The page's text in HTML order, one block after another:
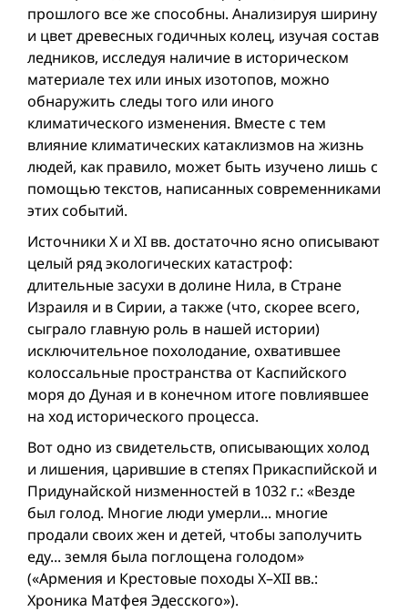
прошлого все же способны. Анализируя ширину
и цвет древесных годичных колец, изучая состав
ледников, исследуя наличие в историческом
материале тех или иных изотопов, можно
обнаружить следы того или иного
климатического изменения. Вместе с тем
влияние климатических катаклизмов на жизнь
людей, как правило, может быть изучено лишь с
помощью текстов, написанных современниками
этих событий.
Источники X и XI вв. достаточно ясно описывают
целый ряд экологических катастроф:
длительные засухи в долине Нила, в Стране
Израиля и в Сирии, а также (что, скорее всего,
сыграло главную роль в нашей истории)
исключительное похолодание, охватившее
колоссальные пространства от Каспийского
моря до Дуная и в конечном итоге повлиявшее
на ход исторического процесса.
Вот одно из свидетельств, описывающих холод
и лишения, царившие в степях Прикаспийской и
Придунайской низменностей в 1032 г.: «Везде
был голод. Многие люди умерли... многие
продали своих жен и детей, чтобы заполучить
еду... земля была поглощена голодом»
(«Армения и Крестовые походы X–XII вв.:
Хроника Матфея Эдесского»).